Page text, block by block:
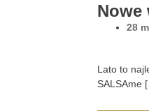
Nowe
28
Lato to
SALSAme